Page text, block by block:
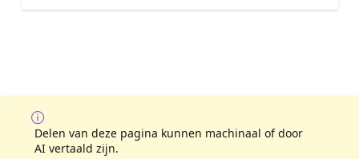
Delen van deze pagina kunnen machinaal of door
AI vertaald zijn.